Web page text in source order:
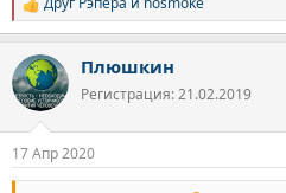
Р
е
к
ц
и
Плюшкин
Регистрация: 21.02.2019
17 Апр 2020